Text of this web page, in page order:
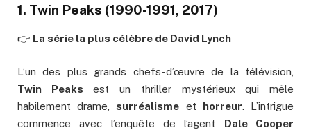
1. Twin Peaks (1990-1991, 2017)
👉 La série la plus célèbre de David Lynch
L’un des plus grands chefs-d’œuvre de la télévision,
Twin Peaks est un thriller mystérieux qui mêle
habilement drame, surréalisme et horreur. L’intrigue
commence avec l’enquête de l’agent Dale Cooper